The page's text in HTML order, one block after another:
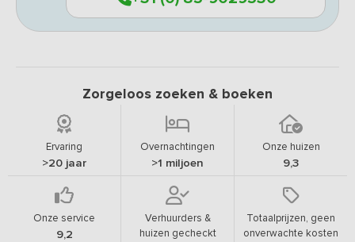
Zorgeloos zoeken & boeken
Ervaring
>20 jaar
Overnachtingen
>1 miljoen
Onze huizen
9,3
Onze service
9,2
Verhuurders &
huizen gecheckt
Totaalprijzen, geen
onverwachte kosten